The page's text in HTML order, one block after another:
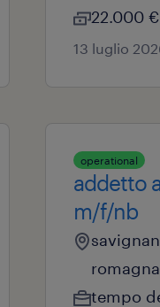
22.000
13 luglio
operational
addetto
m/f/nb
romagna
tempo